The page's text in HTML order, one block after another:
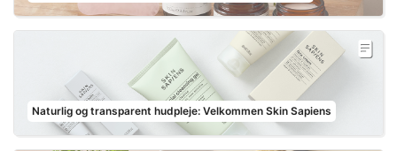
Naturlig og transparent hudpleje: Velkommen Skin Sapiens